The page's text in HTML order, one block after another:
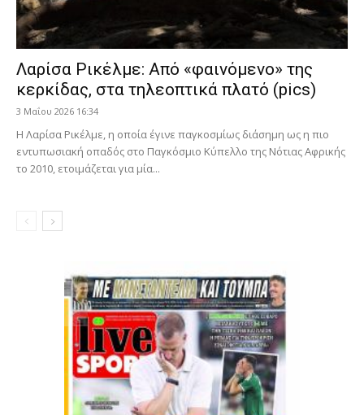
Λαρίσα Ρικέλμε: Από «φαινόμενο» της
κερκίδας, στα τηλεοπτικά πλατό (pics)
3 Μαΐου 2026 16:34
Η Λαρίσα Ρικέλμε, η οποία έγινε παγκοσμίως διάσημη ως η πιο
εντυπωσιακή οπαδός στο Παγκόσμιο Κύπελλο της Νότιας Αφρικής
το 2010, ετοιμάζεται για μία...